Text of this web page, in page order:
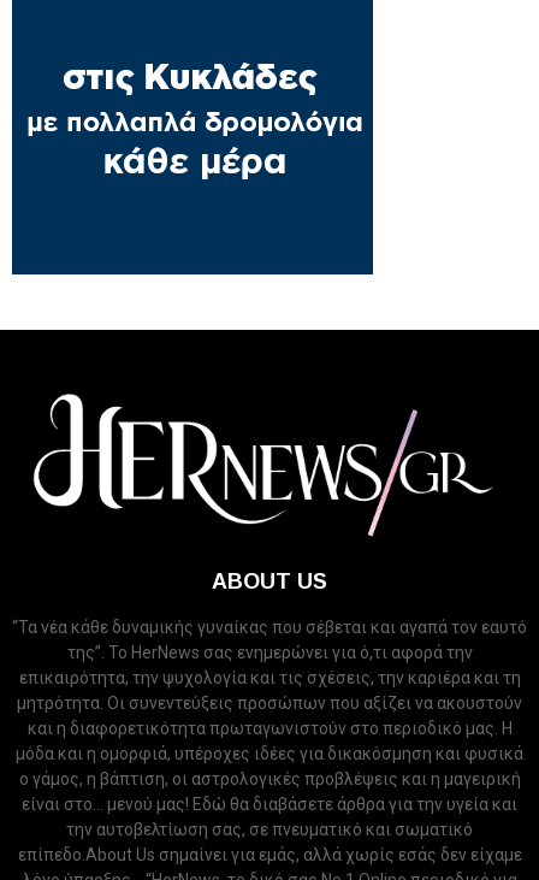
ABOUT US
“Τα νέα κάθε δυναμικής γυναίκας που σέβεται και αγαπά τον εαυτό
της”. Το HerNews σας ενημερώνει για ό,τι αφορά την
επικαιρότητα, την ψυχολογία και τις σχέσεις, την καριέρα και τη
μητρότητα. Οι συνεντεύξεις προσώπων που αξίζει να ακουστούν
και η διαφορετικότητα πρωταγωνιστούν στο περιοδικό μας. Η
μόδα και η ομορφιά, υπέροχες ιδέες για δικακόσμηση και φυσικά
ο γάμος, η βάπτιση, οι αστρολογικές προβλέψεις και η μαγειρική
είναι στο... μενού μας! Εδώ θα διαβάσετε άρθρα για την υγεία και
την αυτοβελτίωση σας, σε πνευματικό και σωματικό
επίπεδο.About Us σημαίνει για εμάς, αλλά χωρίς εσάς δεν είχαμε